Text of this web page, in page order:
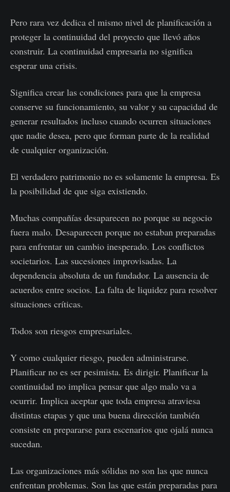
Pero rara vez dedica el mismo nivel de planificación a
proteger la continuidad del proyecto que llevó años
construir. La continuidad empresaria no significa
esperar una crisis.
Significa crear las condiciones para que la empresa
conserve su funcionamiento, su valor y su capacidad de
generar resultados incluso cuando ocurren situaciones
que nadie desea, pero que forman parte de la realidad
de cualquier organización.
El verdadero patrimonio no es solamente la empresa. Es
la posibilidad de que siga existiendo.
Muchas compañías desaparecen no porque su negocio
fuera malo. Desaparecen porque no estaban preparadas
para enfrentar un cambio inesperado. Los conflictos
societarios. Las sucesiones improvisadas. La
dependencia absoluta de un fundador. La ausencia de
acuerdos entre socios. La falta de liquidez para resolver
situaciones críticas.
Todos son riesgos empresariales.
Y como cualquier riesgo, pueden administrarse.
Planificar no es ser pesimista. Es dirigir. Planificar la
continuidad no implica pensar que algo malo va a
ocurrir. Implica aceptar que toda empresa atraviesa
distintas etapas y que una buena dirección también
consiste en prepararse para escenarios que ojalá nunca
sucedan.
Las organizaciones más sólidas no son las que nunca
enfrentan problemas. Son las que están preparadas para